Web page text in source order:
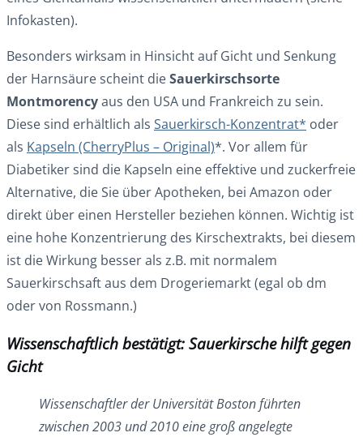
Infokasten).
Besonders wirksam in Hinsicht auf Gicht und Senkung
der Harnsäure scheint dieSauerkirschsorte
Montmorencyaus den USA und Frankreich zu sein.
Diese sind erhältlich als Sauerkirsch-Konzentrat* oder
als Kapseln (CherryPlus – Original)*. Vor allem für
Diabetiker sind die Kapseln eine effektive und zuckerfreie
Alternative, die Sie über Apotheken, bei Amazon oder
direkt über einen Hersteller beziehen können. Wichtig ist
eine hohe Konzentrierung des Kirschextrakts, bei diesem
ist die Wirkung besser als z.B. mit normalem
Sauerkirschsaft aus dem Drogeriemarkt (egal ob dm
oder von Rossmann.)
Wissenschaftlich bestätigt: Sauerkirsche hilft gegen
Gicht
Wissenschaftler der Universität Boston führten
zwischen 2003 und 2010 eine groß angelegte